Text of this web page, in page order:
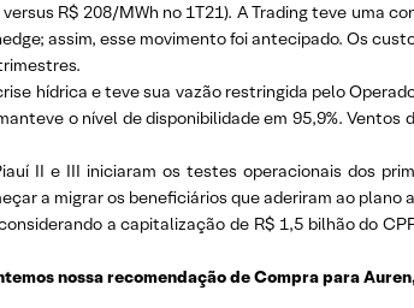
R$ 208/MWh no 1T21). A Trading teve uma
assim, esse movimento foi antecipado. Os
hídrica e teve sua vazão restringida pelo
o nível de disponibilidade em 95,9%. Ventos
II e III iniciaram os testes operacionais dos
a migrar os beneficiários que aderiram ao plano
a capitalização de R$ 1,5 bilhão do
nossa recomendação de Compra para